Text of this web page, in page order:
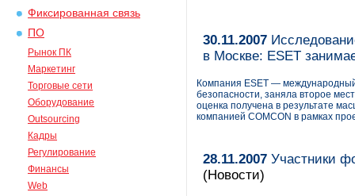
Фиксированная связь
ПО
Рынок ПК
Маркетинг
Торговые сети
Оборудование
Outsourcing
Кадры
Регулирование
Финансы
Web
30.11.2007
в Москве: ESET
Компания ESET —
безопасности, заняла второе
оценка получена в результате
компанией COMCON в рамках
28.11.2007 Участники
(Новости)